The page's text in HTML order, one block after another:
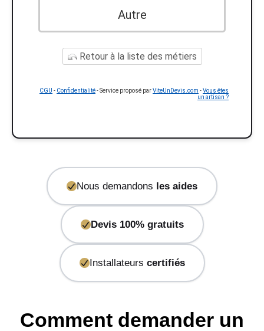
Autre
Retour à la liste des métiers
CGU - Confidentialité- Service proposé parViteUnDevis.com -Vous êtes
un artisan ?
Nous demandons les aides
Devis 100% gratuits
Installateurs certifiés
Comment demander un